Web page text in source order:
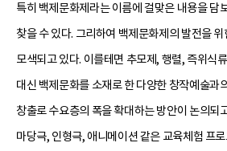
특히 백제문화제라는 이름에 걸맞은 내용을 담
찾을 수 있다. 그리하여 백제문화제의 발전을 위
모색되고 있다. 이를테면 추모제, 행렬, 즉위식
대신 백제문화를 소재로 한 다양한 창작예술과
창출로 수요층의 폭을 확대하는 방안이 논의되
마당극, 인형극, 애니메이션 같은 교육체험 프